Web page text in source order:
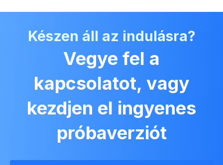
Készen áll az indulásra?
Vegye fel a
kapcsolatot, vagy
kezdjen el ingyenes
próbaverziót